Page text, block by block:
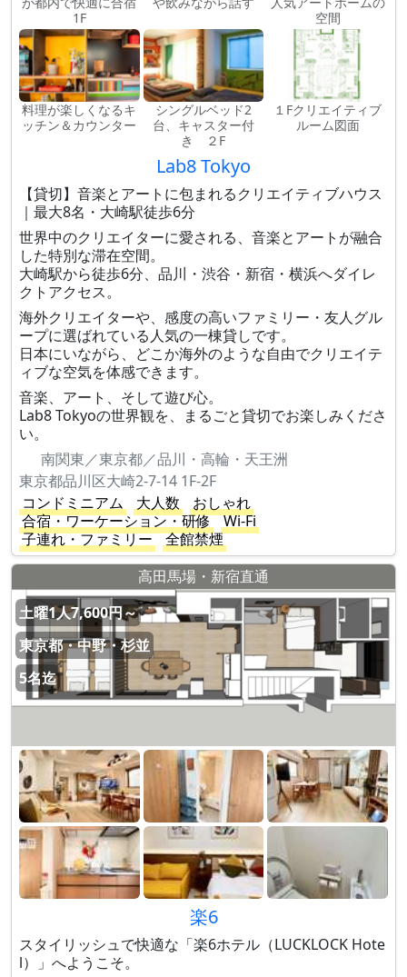
1F
空間
料理が楽しくなるキ
ッチン＆カウンター
シングルベッド2
台、キャスター付
き ２F
１Fクリエイティブ
ルーム図面
Lab8 Tokyo
【貸切】音楽とアートに包まれるクリエイティブハウス
｜最大8名・大崎駅徒歩6分
世界中のクリエイターに愛される、音楽とアートが融合
した特別な滞在空間。
大崎駅から徒歩6分、品川・渋谷・新宿・横浜へダイレ
クトアクセス。
海外クリエイターや、感度の高いファミリー・友人グル
ープに選ばれている人気の一棟貸しです。
日本にいながら、どこか海外のような自由でクリエイテ
ィブな空気を体感できます。
音楽、アート、そして遊び心。
Lab8 Tokyoの世界観を、まるごと貸切でお楽しみくださ
い。
南関東／東京都／品川・高輪・天王洲
東京都品川区大崎2-7-14 1F-2F
コンドミニアム
大人数
おしゃれ
合宿・ワーケーション・研修
Wi-Fi
子連れ・ファミリー
全館禁煙
高田馬場・新宿直通
土曜1人7,600円～
東京都・中野・杉並
5名迄
楽6
スタイリッシュで快適な「楽6ホテル（LUCKLOCK Hote
l）」へようこそ。